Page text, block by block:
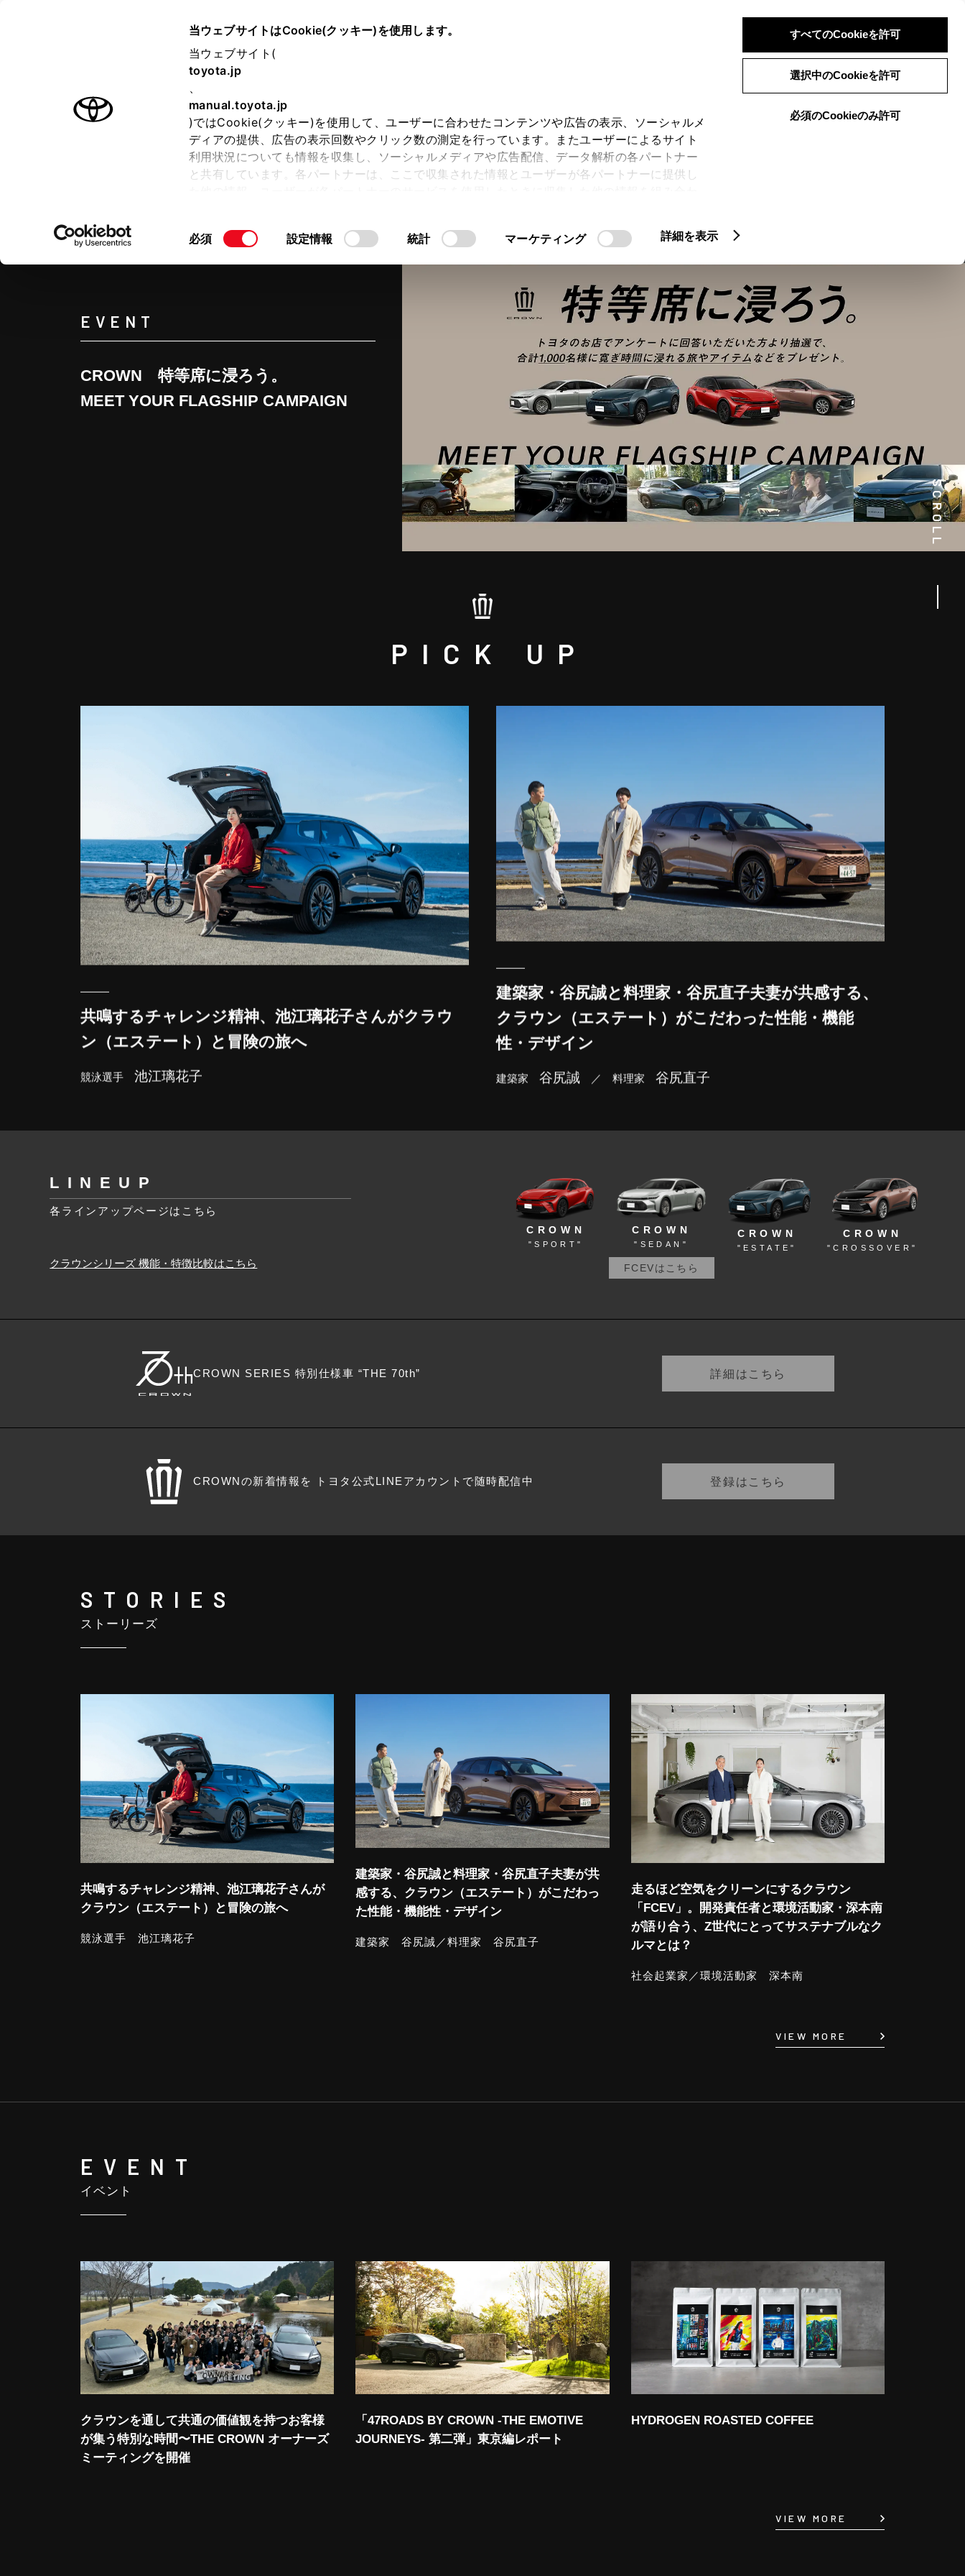
当ウェブサイトはCookie(クッキー)を使用します。
当ウェブサイト(
toyota.jp
、
manual.toyota.jp
)ではCookie(クッキー)を使用して、ユーザーに合わせたコンテンツや広告の表示、ソーシャルメ
ディアの提供、広告の表示回数やクリック数の測定を行っています。またユーザーによるサイト
利用状況についても情報を収集し、ソーシャルメディアや広告配信、データ解析の各パートナー
と共有しています。各パートナーは、ここで収集された情報とユーザーが各パートナーに提供し
同
必須 設定情報 統計 マーケティング 詳細を表示
すべてのCookieを許可
選択中のCookieを許可
必須のCookieのみ許可
ログイン 検索 メニュー
ストーリーズ
クラウンシリーズ 機能・特徴比較はこちら
EVENT
CROWN　特等席に浸ろう。
MEET YOUR FLAGSHIP CAMPAIGN
SCROLL
PICK UP
共鳴するチャレンジ精神、池江璃花子さんがクラウ
ン（エステート）と冒険の旅へ
競泳選手 池江璃花子
建築家・谷尻誠と料理家・谷尻直子夫妻が共感する、
クラウン（エステート）がこだわった性能・機能
性・デザイン
建築家 谷尻誠 ／ 料理家 谷尻直子
L I N E U P
各ラインアップページはこちら
CROWN
"SPORT"
CROWN
"SEDAN"
FCEVはこちら
CROWN
"ESTATE"
CROWN
"CROSSOVER"
クラウンシリーズ 機能・特徴比較はこちら
CROWN SERIES 特別仕様車 “THE 70th” 詳細はこちら
CROWNの新着情報を トヨタ公式LINEアカウントで随時配信中 登録はこちら
STORIES
ストーリーズ
共鳴するチャレンジ精神、池江璃花子さんが
クラウン（エステート）と冒険の旅へ
競泳選手 池江璃花子
建築家・谷尻誠と料理家・谷尻直子夫妻が共
感する、クラウン（エステート）がこだわっ
た性能・機能性・デザイン
建築家 谷尻誠／料理家 谷尻直子
走るほど空気をクリーンにするクラウン
「FCEV」。開発責任者と環境活動家・深本南
が語り合う、Z世代にとってサステナブルなク
ルマとは？
社会起業家／環境活動家 深本南
VIEW MORE
EVENT
イベント
クラウンを通して共通の価値観を持つお客様
が集う特別な時間〜THE CROWN オーナーズ
ミーティングを開催
「47ROADS BY CROWN -THE EMOTIVE
JOURNEYS- 第二弾」東京編レポート
HYDROGEN ROASTED COFFEE
VIEW MORE